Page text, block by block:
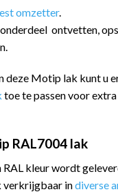
omzetter.
ontvetten,
deze Motip lak kunt u
toe te passen voor
RAL7004 lak
kleur wordt
verkrijgbaar indiverse